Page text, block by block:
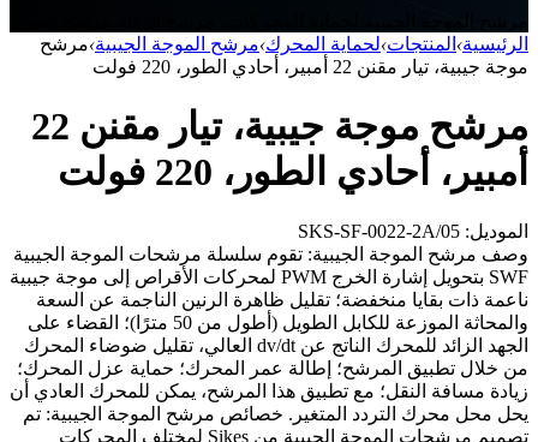
الرئيسية› المنتجات›لحماية المحرك›مرشح الموجة الجيبية›مرشح
موجة جيبية، تيار مقنن 22 أمبير، أحادي الطور، 220 فولت
مرشح موجة جيبية، تيار مقنن 22
أمبير، أحادي الطور، 220 فولت
الموديل: SKS-SF-0022-2A/05
وصف مرشح الموجة الجيبية: تقوم سلسلة مرشحات الموجة الجيبية
SWF بتحويل إشارة الخرج PWM لمحركات الأقراص إلى موجة جيبية
ناعمة ذات بقايا منخفضة؛ تقليل ظاهرة الرنين الناجمة عن السعة
والمحاثة الموزعة للكابل الطويل (أطول من 50 مترًا)؛ القضاء على
الجهد الزائد للمحرك الناتج عن dv/dt العالي، تقليل ضوضاء المحرك
من خلال تطبيق المرشح؛ إطالة عمر المحرك؛ حماية عزل المحرك؛
زيادة مسافة النقل؛ مع تطبيق هذا المرشح، يمكن للمحرك العادي أن
يحل محل محرك التردد المتغير. خصائص مرشح الموجة الجيبية: تم
تصميم مرشحات الموجة الجيبية من Sikes لمختلف المحركات